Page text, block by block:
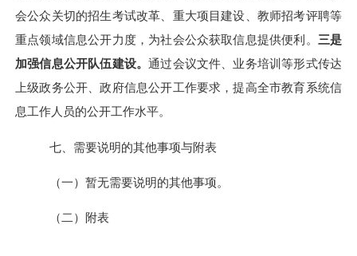
会公众关切的招生考试改革、重大项目建设、教师招考评聘等
重点领域信息公开力度，为社会公众获取信息提供便利。 三是
加强信息公开队伍建设。通过会议文件、业务培训等形式传达
上级政务公开、政府信息公开工作要求，提高全市教育系统信
息工作人员的公开工作水平。
七、需要说明的其他事项与附表
（一） 暂无需要说明的其他事项。
（二）附表